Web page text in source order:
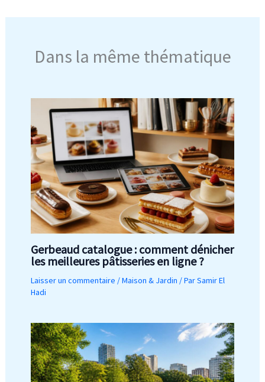
Dans la même thématique
Gerbeaud catalogue : comment dénicher
les meilleures pâtisseries en ligne ?
Laisser un commentaire /Maison & Jardin / ParSamir El
Hadi